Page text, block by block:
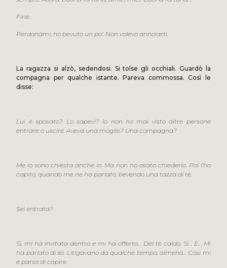
Fine.
Perdonami, ho bevuto un po’. Non volevo annoiarti.
La ragazza si alzò, sedendosi. Si tolse gli occhiali. Guardò la
compagna per qualche istante. Pareva commossa. Così le
disse:
Lui è sposato? Lo sapevi? Io non ho mai visto altre persone
entrare o uscire. Aveva una moglie? Una compagna?
Me lo sono chiesta anche io. Ma non ho osato chiederlo. Poi l’ho
capito, quando me ne ha parlato, bevendo una tazza di tè.
Sei entrata?
Sì, mi ha invitata dentro e mi ha offerto… Del tè caldo. Sì… E… Mi
ha parlato di lei. Litigavano da qualche tempo, almeno… Così mi
è parso di capire.